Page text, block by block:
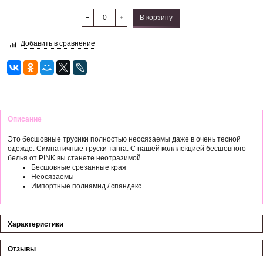
В корзину
Добавить в сравнение
Описание
Это бесшовные трусики полностью неосязаемы даже в очень тесной
одежде. Симпатичные труски танга. С нашей колллекцией бесшовного
белья от PINK вы станете неотразимой.
Бесшовные срезанные края
Неосязаемы
Импортные полиамид / спандекс
Характеристики
Отзывы